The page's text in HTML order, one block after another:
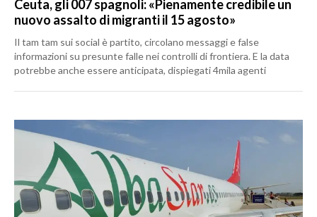
Ceuta, gli 007 spagnoli: «Pienamente credibile un
nuovo assalto di migranti il 15 agosto»
Il tam tam sui social è partito, circolano messaggi e false
informazioni su presunte falle nei controlli di frontiera. E la data
potrebbe anche essere anticipata, dispiegati 4mila agenti